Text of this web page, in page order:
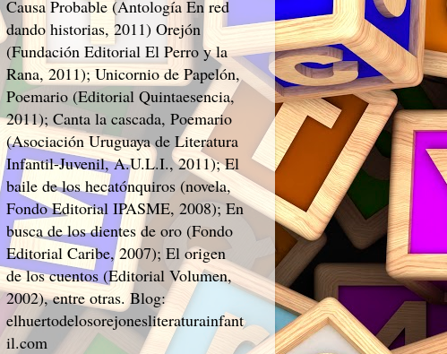
Causa Probable (Antología En red
dando historias, 2011) Orejón
(Fundación Editorial El Perro y la
Rana, 2011); Unicornio de Papelón,
Poemario (Editorial Quintaesencia,
2011); Canta la cascada, Poemario
(Asociación Uruguaya de Literatura
Infantil-Juvenil, A.U.L.I., 2011); El
baile de los hecatónquiros (novela,
Fondo Editorial IPASME, 2008); En
busca de los dientes de oro (Fondo
Editorial Caribe, 2007); El origen
de los cuentos (Editorial Volumen,
2002), entre otras. Blog:
elhuertodelosorejonesliteraturainfant
il.com